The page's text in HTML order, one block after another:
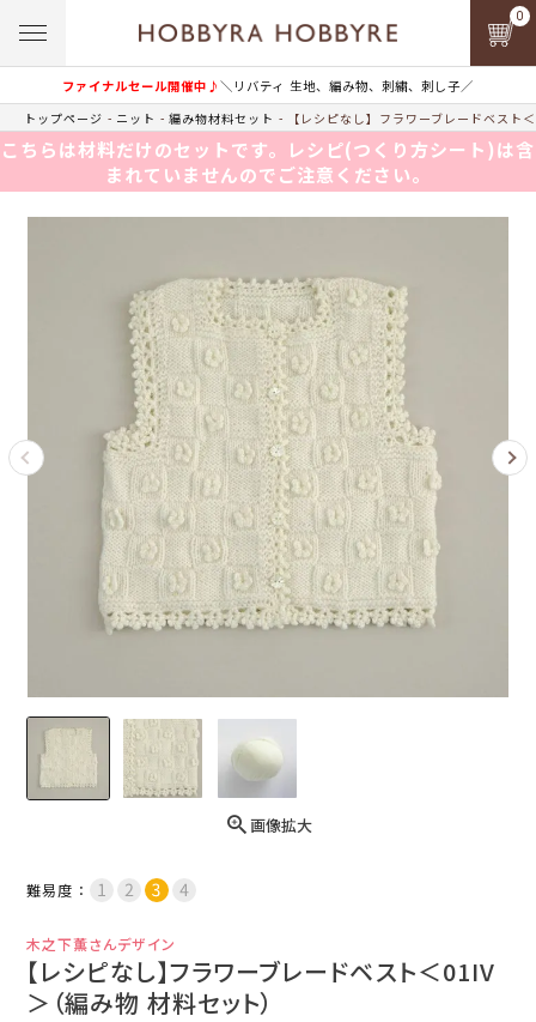
ファイナルセール開催中♪＼リバティ 生地、編み物、刺繍、刺し子／
0
トップページ ニット 編み物材料セット 【レシピなし】フラワーブレードベスト
こちらは材料だけのセットです。レシピ(つくり方シート)は含
まれていませんのでご注意ください。
画像拡大
難易度：
木之下薫さんデザイン
【レシピなし】フラワーブレードベスト＜01IV
＞（編み物 材料セット）